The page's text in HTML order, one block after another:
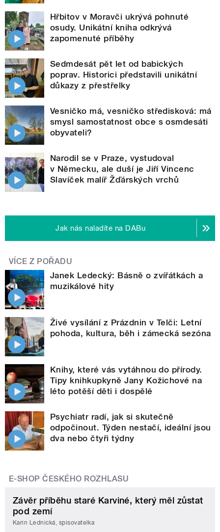
Hřbitov v Moravči ukrývá pohnuté
osudy. Unikátní kniha odkrývá
zapomenuté příběhy
Sedmdesát pět let od babických
poprav. Historici představili unikátní
důkazy z přestřelky
Vesničko má, vesničko středisková: má
smysl samostatnost obce s osmdesáti
obyvateli?
Narodil se v Praze, vystudoval
v Německu, ale duší je Jiří Vincenc
Slavíček malíř Žďárských vrchů
Jak nás naladíte na DABu
VÍCE Z POŘADU
Janek Ledecký: Básně o zvířátkách a
muzikálové hity
Živé vysílání z Prázdnin v Telči: Letní
pohoda, kultura, běh i zámecká sezóna
Knihy, které vás vytáhnou do přírody.
Tipy knihkupkyně Jany Kožichové na
léto potěší děti i dospělé
Psychiatr radí, jak si skutečně
odpočinout. Týden nestačí, ideální jsou
dva nebo čtyři týdny
E-SHOP ČESKÉHO ROZHLASU
Závěr příběhu staré Karviné, který měl zůstat
pod zemí
Karin Lednická, spisovatelka